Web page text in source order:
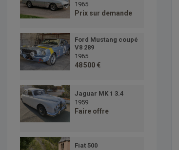
1965
Prix sur demande
Ford Mustang coupé
V8 289
1965
48 500 €
Jaguar MK 1 3.4
1959
Faire offre
Fiat 500